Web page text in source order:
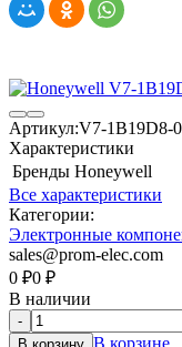
Артикул:V7-1B19D8-
Характеристики
Бренды Honeywell
Все характеристики
Категории:
Электронные
sales@prom-elec.com
0 ₽0 ₽
В наличии
-
В корзине